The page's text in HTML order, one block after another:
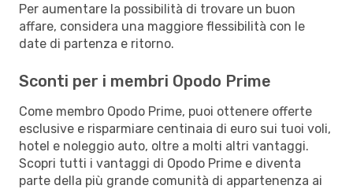
Per aumentare la possibilità di trovare un buon
affare, considera una maggiore flessibilità con le
date di partenza e ritorno.
Sconti per i membri Opodo Prime
Come membro Opodo Prime, puoi ottenere offerte
esclusive e risparmiare centinaia di euro sui tuoi voli,
hotel e noleggio auto, oltre a molti altri vantaggi.
Scopri tutti i vantaggi di Opodo Prime e diventa
parte della più grande comunità di appartenenza ai